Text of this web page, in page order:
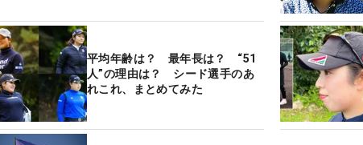
平均年齢は？ 最年長は？ “51
人”の理由は？ シード選手のあ
れこれ、まとめてみた